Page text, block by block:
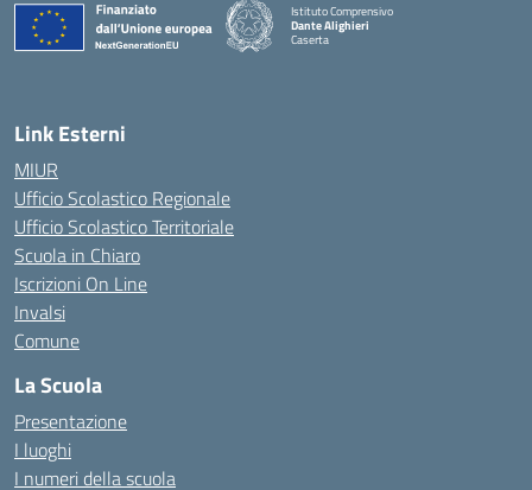
Istituto Comprensivo
Dante Alighieri
Caserta
Link Esterni
MIUR
Ufficio Scolastico Regionale
Ufficio Scolastico Territoriale
Scuola in Chiaro
Iscrizioni On Line
Invalsi
Comune
La Scuola
Presentazione
I luoghi
I numeri della scuola